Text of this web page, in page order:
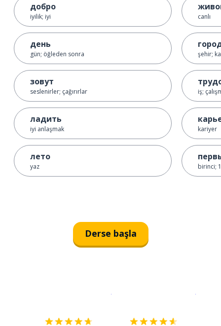
добро
iyilik; iyi
день
gün; öğleden sonra
зовут
seslenirler; çağırırlar
ладить
iyi anlaşmak
лето
yaz
canlı
şehir;
iş;
kariyer
birinci;
Derse başla